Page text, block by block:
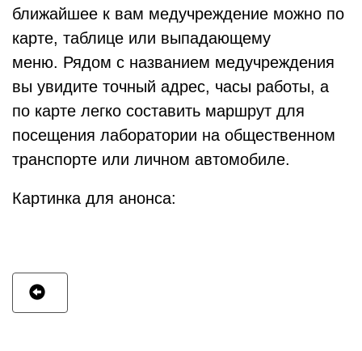
ближайшее к вам медучреждение можно по
карте, таблице или выпадающему
меню. Рядом с названием медучреждения
вы увидите точный адрес, часы работы, а
по карте легко составить маршрут для
посещения лаборатории на общественном
транспорте или личном автомобиле.
Картинка для анонса: